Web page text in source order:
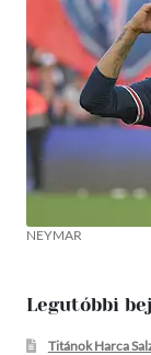
NEYMAR
Legutóbbi
Titánok Harca